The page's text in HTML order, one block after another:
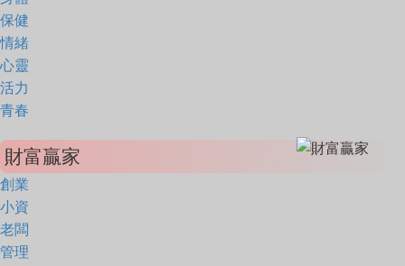
保健
情緒
心靈
活力
青春
財富贏家
創業
小資
老闆
管理